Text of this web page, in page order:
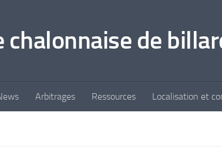
chalonnaise de
Arbitrages Ressources Localisation et